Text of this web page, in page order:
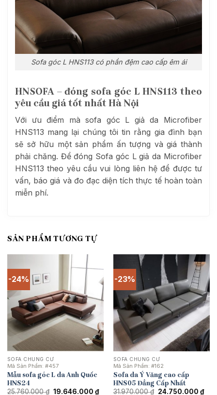
Sofa góc L HNS113 có phần đệm cao cấp êm ái
HNSOFA – đóng sofa góc L HNS113 theo
yêu cầu giá tốt nhất Hà Nội
Với ưu điểm mà sofa góc L giả da Microfiber
HNS113 mang lại chúng tôi tin rằng gia đình bạn
sẽ sở hữu một sản phẩm ấn tượng và giá thành
phải chăng. Để đóng Sofa góc L giả da Microfiber
HNS113 theo yêu cầu vui lòng liên hệ để được tư
vấn, báo giá và đo đạc diện tích thực tế hoàn toàn
miễn phí.
SẢN PHẨM TƯƠNG TỰ
-24%
SOFA CHUNG CƯ
Mã Sản Phẩm: #457
Mẫu sofa góc L da Anh Quốc
HNS24
25.760.000₫ Giá
19.646.000 ₫Giá
-23%
SOFA CHUNG CƯ
Mã Sản Phẩm: #162
Sofa da Ý Văng cao cấp
HNS05 Đẳng Cấp Nhất
31.970.000₫ Giá
24.750.000 ₫Giá